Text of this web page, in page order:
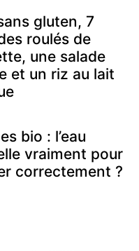
gluten, 7
roulés de
une salade
et un riz au lait
bio : l’eau
vraiment pour
correctement ?